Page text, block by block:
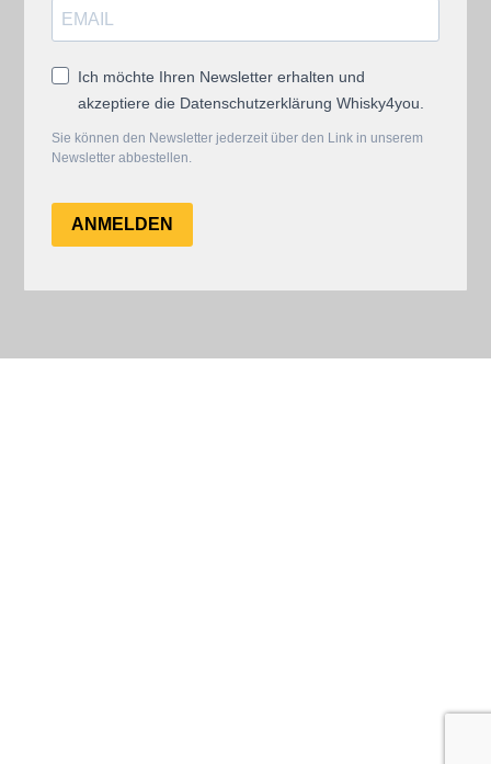
Ich möchte Ihren Newsletter erhalten und
akzeptiere die Datenschutzerklärung Whisky4you.
Sie können den Newsletter jederzeit über den Link in unserem
Newsletter abbestellen.
ANMELDEN